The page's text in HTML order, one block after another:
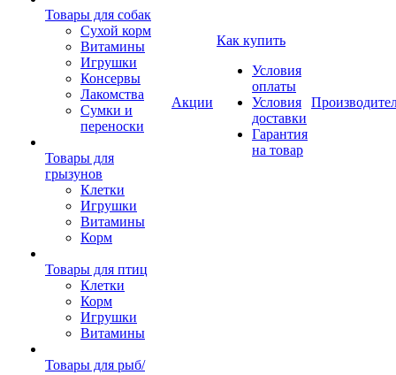
Товары для собак
Cухой корм
Витамины
Игрушки
Консервы
Лакомства
Сумки и
переноски
Товары для
грызунов
Клетки
Игрушки
Витамины
Корм
Товары для птиц
Клетки
Корм
Игрушки
Витамины
Товары для рыб/
Акции
Как купить
Условия
оплаты
Условия
доставки
Гарантия
на товар